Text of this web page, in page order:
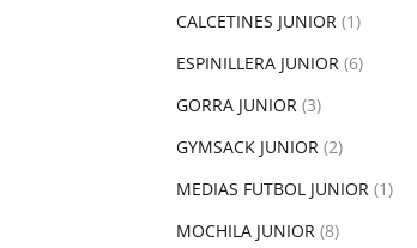
CALCETINES JUNIOR (1)
ESPINILLERA JUNIOR (6)
GORRA JUNIOR (3)
GYMSACK JUNIOR (2)
MEDIAS FUTBOL JUNIOR (1)
MOCHILA JUNIOR (8)